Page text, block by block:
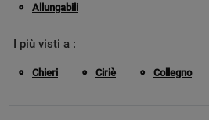
Allungabili
I più visti a :
Chieri Ciriè Collegno